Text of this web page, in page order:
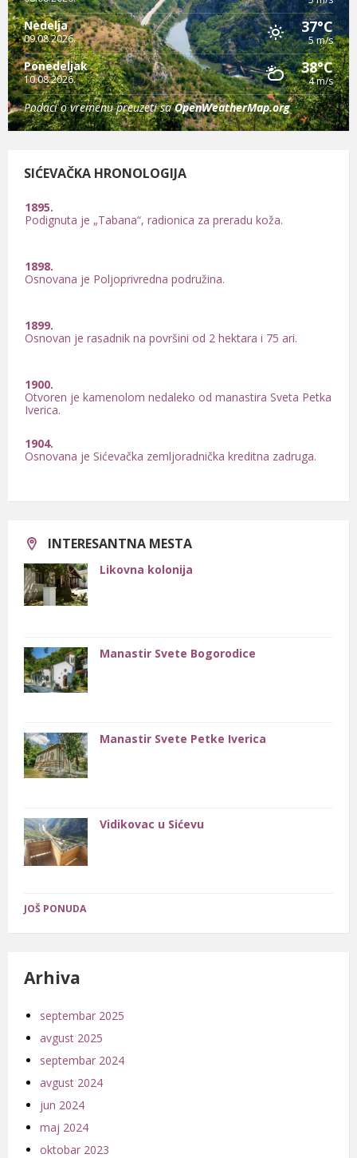
Nedelja
09.08.2026.
37°C
5 m/s
Ponedeljak
10.08.2026.
38°C
4 m/s
Podaci o vremenu preuzeti saOpenWeatherMap.org
SIĆEVAČKA HRONOLOGIJA
1895.
Podignuta je „Tabana“, radionica za preradu koža.
1898.
Osnovana je Poljoprivredna podružina.
1899.
Osnovan je rasadnik na površini od 2 hektara i 75 ari.
1900.
Otvoren je kamenolom nedaleko od manastira Sveta Petka
Iverica.
1904.
Osnovana je Sićevačka zemljoradnička kreditna zadruga.
1905.
INTERESANTNA MESTA
Likovna kolonija
Manastir Svete Bogorodice
Manastir Svete Petke Iverica
Vidikovac u Sićevu
JOŠ PONUDA
Arhiva
septembar 2025
avgust 2025
septembar 2024
avgust 2024
jun 2024
maj 2024
oktobar 2023